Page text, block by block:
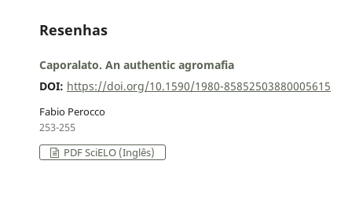
Resenhas
Caporalato. An authentic agromafia
DOI: https://doi.org/10.1590/1980-85852503880005615
Fabio Perocco
253-255
PDF SciELO (Inglês)